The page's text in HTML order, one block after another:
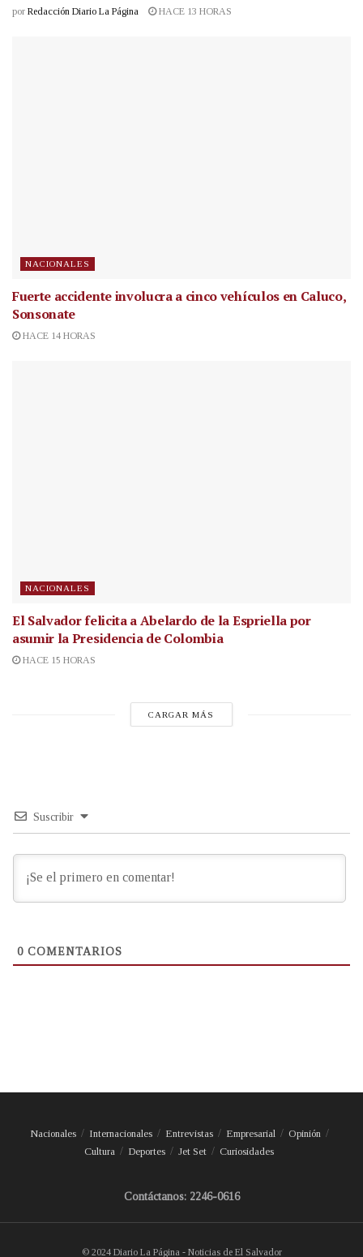
por Redacción Diario La Página HACE 13 HORAS
NACIONALES
Fuerte accidente involucra a cinco vehículos en Caluco,
Sonsonate
HACE 14 HORAS
NACIONALES
El Salvador felicita a Abelardo de la Espriella por
asumir la Presidencia de Colombia
HACE 15 HORAS
CARGAR MÁS
Suscribir
0 COMENTARIOS
Nacionales Internacionales Entrevistas Empresarial
Opinión
Cultura
Deportes Jet Set Curiosidades
Contáctanos: 2246-0616
© 2024 Diario La Página - Noticias de El Salvador